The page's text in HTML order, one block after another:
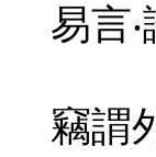
易言
竊謂